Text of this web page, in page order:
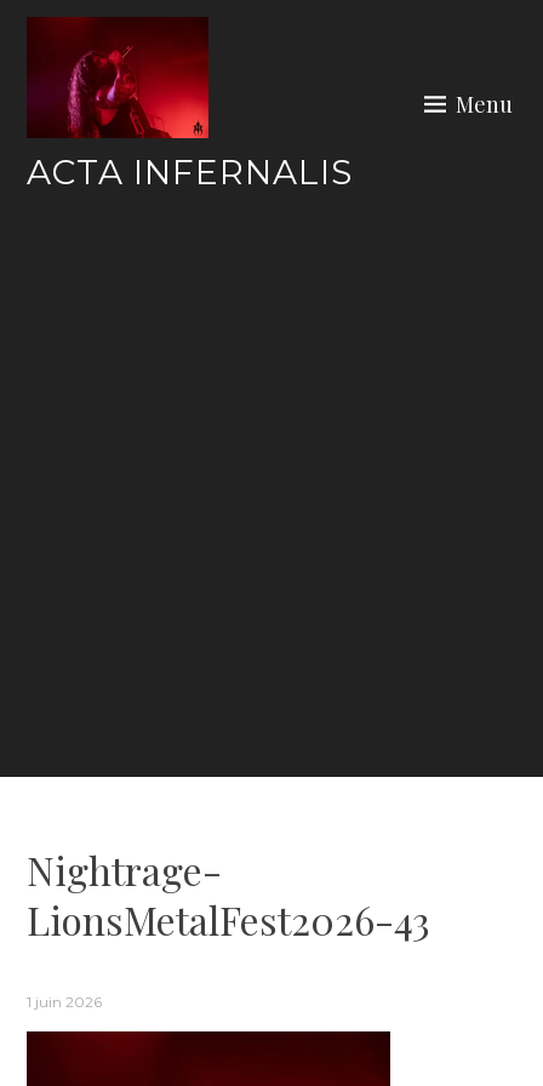
Skip
ACTA INFERNALIS
Menu
Nightrage-
LionsMetalFest2026-43
1 juin 2026